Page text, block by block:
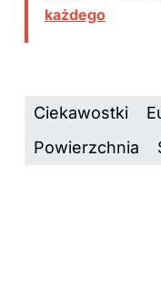
każdego
Ciekawostki
Powierzchnia